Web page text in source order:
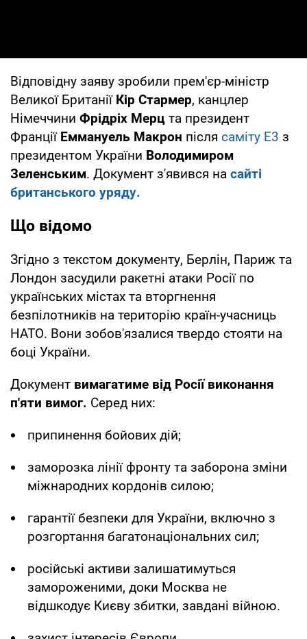
Відповідну заяву зробили прем'єр-міністр
Великої Британії Кір Стармер, канцлер
Німеччини Фрідріх Мерц та президент
Франції Еммануель Макрон після саміту Е3 з
президентом України Володимиром
Зеленським. Документ з'явився на сайті
британського уряду.
Що відомо
Згідно з текстом документу, Берлін, Париж та
Лондон засудили ракетні атаки Росії по
українських містах та вторгнення
безпілотників на територію країн-учасниць
НАТО. Вони зобов'язалися твердо стояти на
боці України.
Документ вимагатиме від Росії виконання
п'яти вимог. Серед них:
припинення бойових дій;
заморозка лінії фронту та заборона зміни
міжнародних кордонів силою;
гарантії безпеки для України, включно з
розгортання багатонаціональних сил;
російські активи залишатимуться
замороженими, доки Москва не
відшкодує Києву збитки, завдані війною.